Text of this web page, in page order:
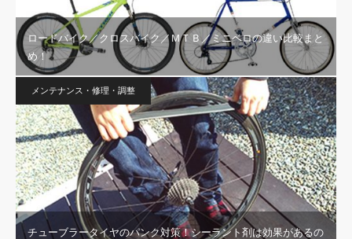
ロードバイク／クロスバイク／ＭＴＢ／ミニベロの違い比較まと
め！
メンテナンス・修理・調整
チューブラータイヤのパンク対策！シーラント剤は効果があるの